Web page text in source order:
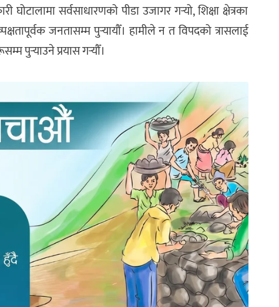
सर्वसाधारणको पीडा उजागर गर्‍यो, शिक्षा क्षेत्रका
जनतासम्म पुर्‍यायौँ। हामीले न त विपदको त्रासलाई
पुर्‍याउने प्रयास गर्‍यौँ।